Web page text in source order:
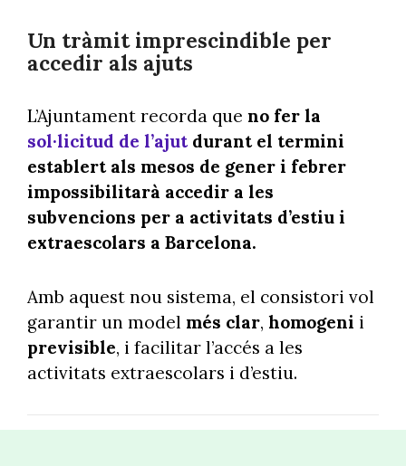
Un tràmit imprescindible per
accedir als ajuts
L’Ajuntament recorda queno fer la
sol·licitud de l’ajutdurant el termini
establert als mesos de gener i febrer
impossibilitarà accedir a les
subvencions per a activitats d’estiu i
extraescolars a Barcelona.
Amb aquest nou sistema, el consistori vol
garantir un model més clar,homogeni i
previsible, i facilitar l’accés a les
activitats extraescolars i d’estiu.